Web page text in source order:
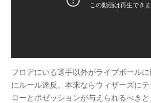
フロアにいる選手以外がライブボール
にルール違反。本来ならウィザーズに
ローとポゼッションが与えられるべき